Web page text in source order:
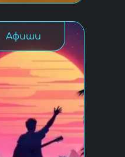
Афиши